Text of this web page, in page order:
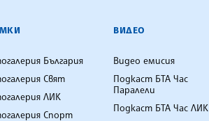
България
Свят
ЛИК
Спорт
ВИДЕО
Видео емисия
Подкаст БТА Час
Паралели
Подкаст БТА Час ЛИК